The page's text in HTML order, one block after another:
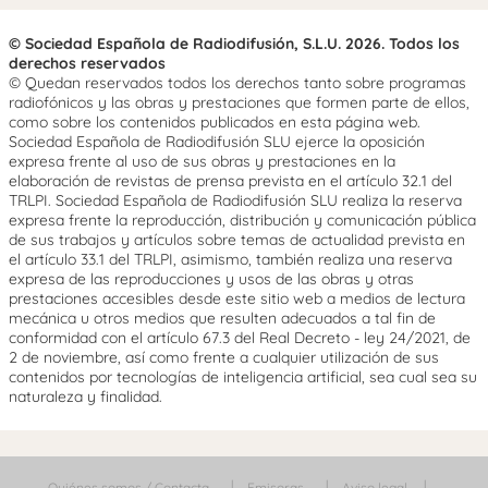
© Sociedad Española de Radiodifusión, S.L.U. 2026. Todos los
derechos reservados
© Quedan reservados todos los derechos tanto sobre programas
radiofónicos y las obras y prestaciones que formen parte de ellos,
como sobre los contenidos publicados en esta página web.
Sociedad Española de Radiodifusión SLU ejerce la oposición
expresa frente al uso de sus obras y prestaciones en la
elaboración de revistas de prensa prevista en el artículo 32.1 del
TRLPI. Sociedad Española de Radiodifusión SLU realiza la reserva
expresa frente la reproducción, distribución y comunicación pública
de sus trabajos y artículos sobre temas de actualidad prevista en
el artículo 33.1 del TRLPI, asimismo, también realiza una reserva
expresa de las reproducciones y usos de las obras y otras
prestaciones accesibles desde este sitio web a medios de lectura
mecánica u otros medios que resulten adecuados a tal fin de
conformidad con el artículo 67.3 del Real Decreto - ley 24/2021, de
2 de noviembre, así como frente a cualquier utilización de sus
contenidos por tecnologías de inteligencia artificial, sea cual sea su
naturaleza y finalidad.